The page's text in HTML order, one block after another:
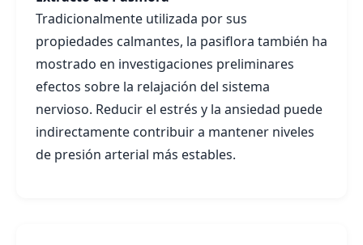
Tradicionalmente utilizada por sus
propiedades calmantes, la pasiflora también ha
mostrado en investigaciones preliminares
efectos sobre la relajación del sistema
nervioso. Reducir el estrés y la ansiedad puede
indirectamente contribuir a mantener niveles
de presión arterial más estables.